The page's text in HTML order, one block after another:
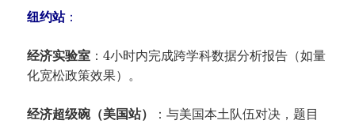
​纽约站​​：
​经济实验室​ ​：4小时内完成跨学科数据分析报告（如量
化宽松政策效果）。
​经济超级碗（美国站）​
​：与美国本土队伍对决，题目